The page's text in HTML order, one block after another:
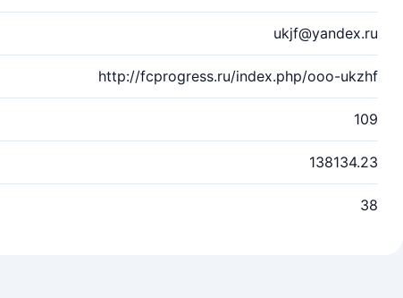
ukjf@yandex.ru
http://fcprogress.ru/index.php/ooo-ukzhf
109
138134.23
38